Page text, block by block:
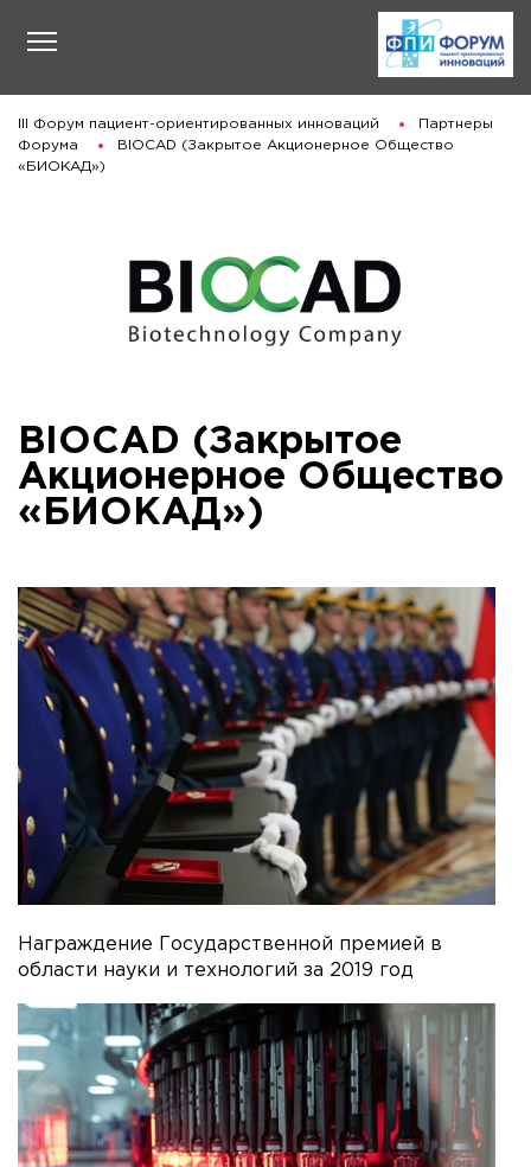
III Форум пациент-ориентированных инноваций
Партнеры
Форума
BIOCAD (Закрытое Акционерное Общество
«БИОКАД»)
BIOCAD (Закрытое
Акционерное Общество
«БИОКАД»)
Награждение Государственной премией в
области науки и технологий за 2019 год